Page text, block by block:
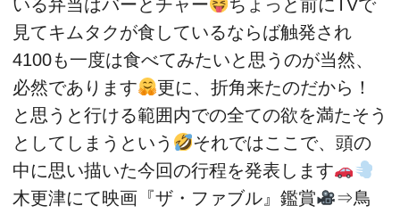
いる弁当はバーとチャー
ちょっと前にTVで
見てキムタクが食しているならば触発され
4100も一度は食べてみたいと思うのが当然、
必然であります
更に、折角来たのだから！
と思うと行ける範囲内での全ての欲を満たそう
としてしまうという
それではここで、頭の
中に思い描いた今回の行程を発表します
木更津にて映画『ザ・ファブル』鑑賞
⇒鳥